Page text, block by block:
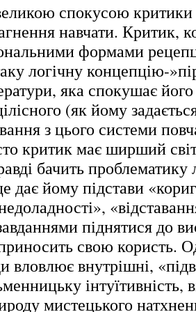
спокусою критики
навчати. Критик,
формами
логічну концепцію-
яка спокушає
(як йому
з цього системи
критик має ширший
бачить проблематику
дає йому підстави
піднятися до
свою користь.
вловлює внутрішні,
інтуїтивність,
мистецького